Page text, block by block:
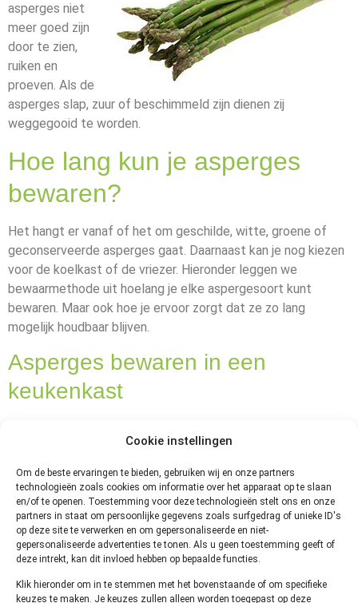
Cookie instellingen
Om de beste ervaringen te bieden, gebruiken wij en onze partners
technologieën zoals cookies om informatie over het apparaat op te slaan
en/of te openen. Toestemming voor deze technologieën stelt ons en onze
partners in staat om persoonlijke gegevens zoals surfgedrag of unieke ID's
op deze site te verwerken en om gepersonaliseerde en niet-
gepersonaliseerde advertenties te tonen. Als u geen toestemming geeft of
deze intrekt, kan dit invloed hebben op bepaalde functies.
Klik hieronder om in te stemmen met het bovenstaande of om specifieke
keuzes te maken. Je keuzes zullen alleen worden toegepast op deze
asperges niet
meer goed zijn
door te zien,
ruiken en
proeven. Als de
asperges slap, zuur of beschimmeld zijn dienen zij
weggegooid te worden.
Hoe lang kun je asperges
bewaren?
Het hangt er vanaf of het om geschilde, witte, groene of
geconserveerde asperges gaat. Daarnaast kan je nog kiezen
voor de koelkast of de vriezer. Hieronder leggen we
bewaarmethode uit hoelang je elke aspergesoort kunt
bewaren. Maar ook hoe je ervoor zorgt dat ze zo lang
mogelijk houdbaar blijven.
Asperges bewaren in een
keukenkast
bewaard worden. Als het deksel van de pot asperges gaat
bol staan, zijn de asperges niet meer goed. Hetzelfde geldt
voor het blik met asperges. Als dat bol staat, zijn ze niet
meer goed. Dat geldt dus ook voor ongeopende blikken en
potten! Er kan altijd iets gebeuren waardoor de houdbaarheid
beïnvloed is.
blik bol staan. Als dat niet zo is, kan je de verpakking openen.